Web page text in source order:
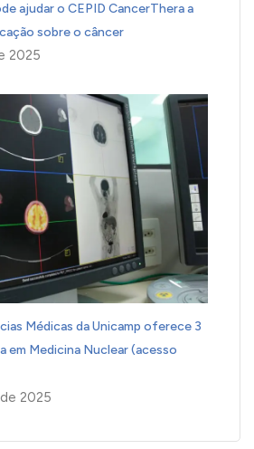
ajudar o CEPID CancerThera a
sobre o câncer
2025
Médicas da Unicamp oferece 3
em Medicina Nuclear (acesso
2025